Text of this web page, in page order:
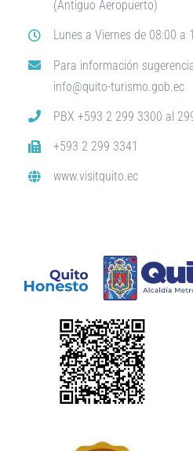
(Antiguo Aeropuerto)
Lunes a Viernes de 08:00 a
Para información
info@quito-turismo.gob.ec
PBX +593 2 299 3300 al
+593 2 299 3341
www.visitquito.ec